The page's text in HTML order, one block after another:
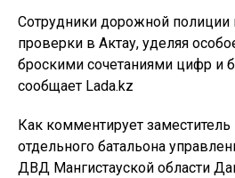
Сотрудники дорожной
проверки в Актау, уделяя
броскими сочетаниями цифр и
сообщает Lada.kz
Как комментирует
отдельного батальона
ДВД Мангистауской области